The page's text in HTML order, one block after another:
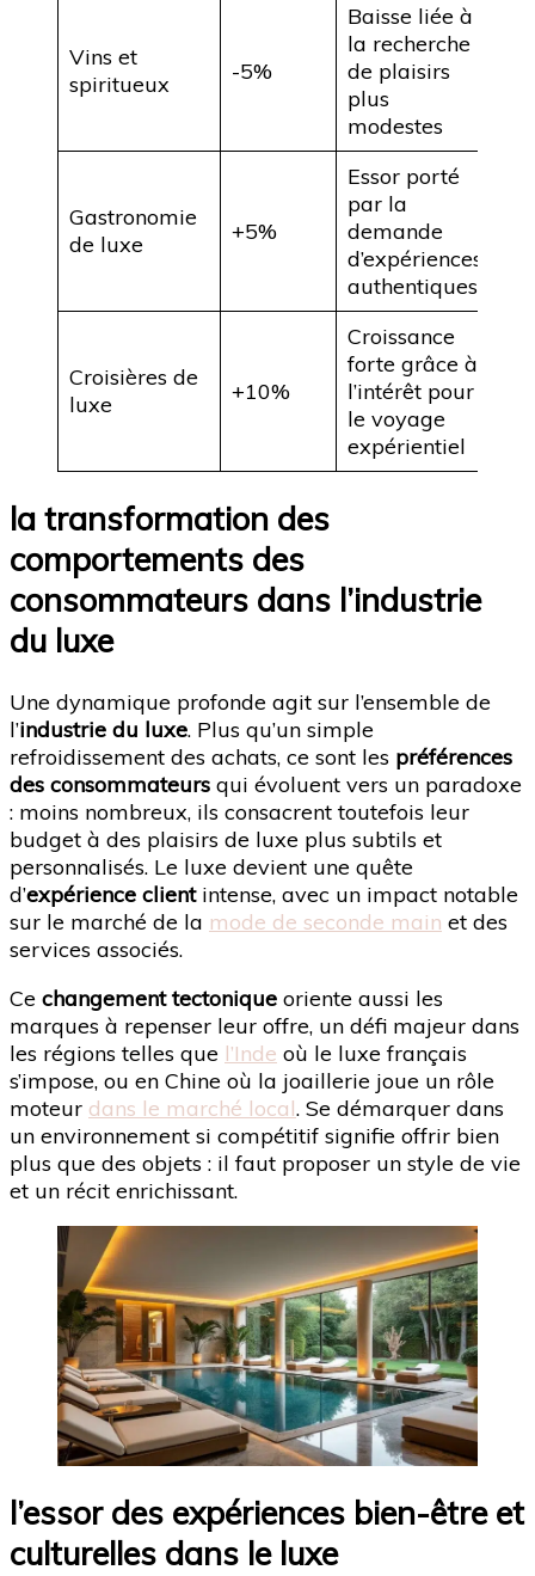
Vins et
spiritueux
-5%
Baisse liée à
la recherche
de plaisirs
plus
modestes
Gastronomie
de luxe
+5%
Essor porté
par la
demande
d’expériences
authentiques
Croisières de
luxe
+10%
Croissance
forte grâce à
l’intérêt pour
le voyage
expérientiel
la transformation des
comportements des
consommateurs dans l’industrie
du luxe
Une dynamique profonde agit sur l’ensemble de
l’industrie du luxe. Plus qu’un simple
refroidissement des achats, ce sont les préférences
des consommateurs qui évoluent vers un paradoxe
: moins nombreux, ils consacrent toutefois leur
budget à des plaisirs de luxe plus subtils et
personnalisés. Le luxe devient une quête
d’expérience clientintense, avec un impact notable
sur le marché de la mode de seconde main et des
services associés.
Ce changement tectonique oriente aussi les
marques à repenser leur offre, un défi majeur dans
les régions telles que l’Inde où le luxe français
s’impose, ou en Chine où la joaillerie joue un rôle
moteur dans le marché local. Se démarquer dans
un environnement si compétitif signifie offrir bien
plus que des objets : il faut proposer un style de vie
et un récit enrichissant.
l’essor des expériences bien-être et
culturelles dans le luxe